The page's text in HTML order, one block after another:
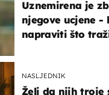
Uznemirena je
njegove ucjene -
napraviti što
NASLJEDNIK
Želi da njih troje